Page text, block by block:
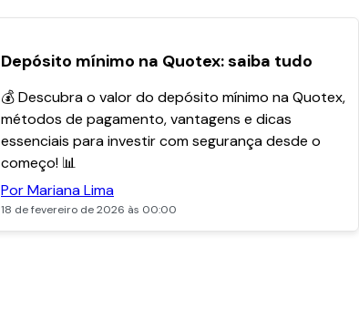
Depósito mínimo na Quotex: saiba tudo
💰 Descubra o valor do depósito mínimo na Quotex,
métodos de pagamento, vantagens e dicas
essenciais para investir com segurança desde o
começo! 📊
Por Mariana Lima
18 de fevereiro de 2026 às 00:00